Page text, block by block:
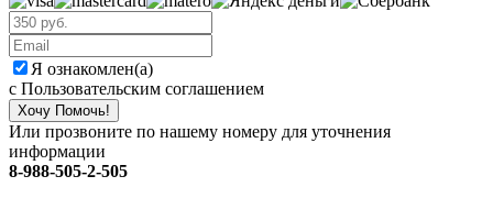
Я ознакомлен(а)
с Пользовательским соглашением
Хочу Помочь!
Или прозвоните по нашему номеру для уточнения
информации
8-988-505-2-505